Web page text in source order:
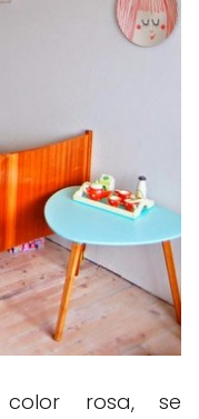
rosa, se